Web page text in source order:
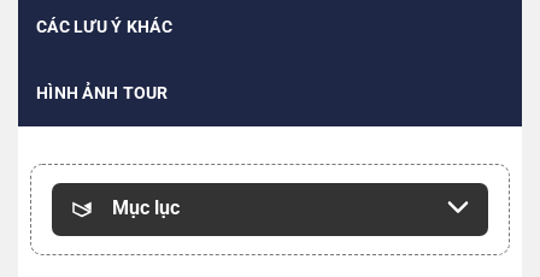
CÁC LƯU Ý KHÁC
HÌNH ẢNH TOUR
Mục lục